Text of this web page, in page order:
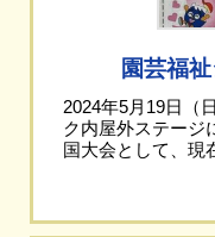
園芸福
2024年5月19日（
ク内屋外ステージ
国大会として、現